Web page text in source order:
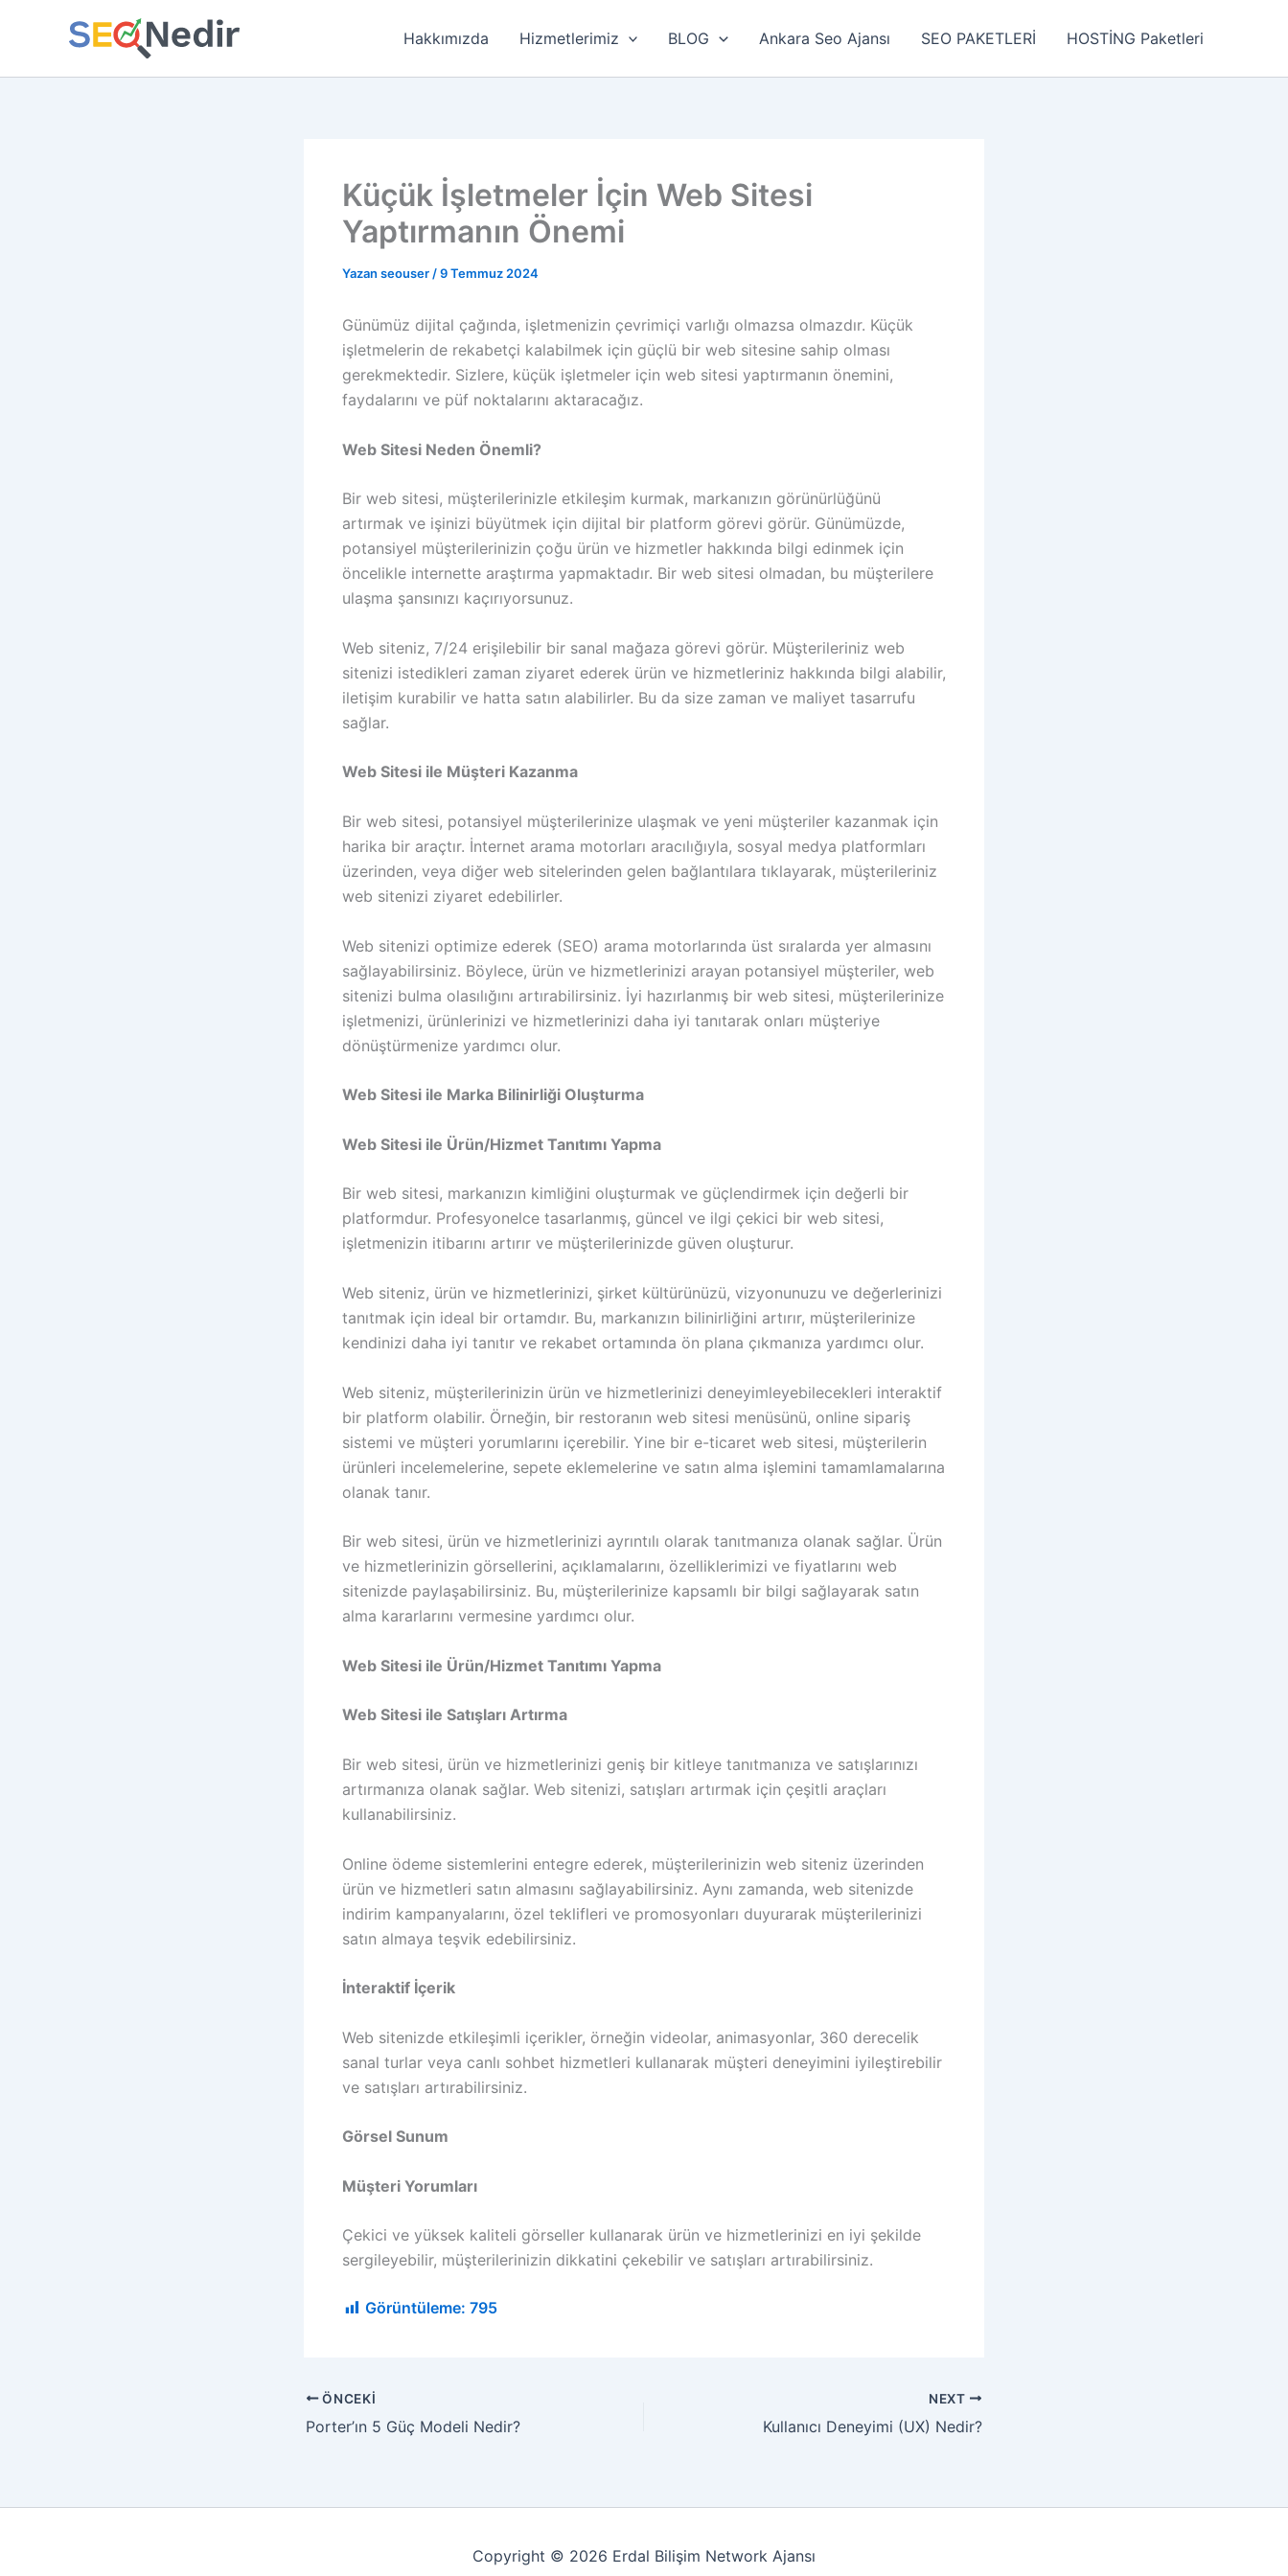
Hakkımızda Hizmetlerimiz BLOG Ankara Seo Ajansı SEO PAKETLERİ HOSTİNG Paketleri
Küçük İşletmeler İçin Web Sitesi
Yaptırmanın Önemi
Yazan seouser /9 Temmuz 2024
Günümüz dijital çağında, işletmenizin çevrimiçi varlığı olmazsa olmazdır. Küçük
işletmelerin de rekabetçi kalabilmek için güçlü bir web sitesine sahip olması
gerekmektedir. Sizlere, küçük işletmeler için web sitesi yaptırmanın önemini,
faydalarını ve püf noktalarını aktaracağız.
Web Sitesi Neden Önemli?
Bir web sitesi, müşterilerinizle etkileşim kurmak, markanızın görünürlüğünü
artırmak ve işinizi büyütmek için dijital bir platform görevi görür. Günümüzde,
potansiyel müşterilerinizin çoğu ürün ve hizmetler hakkında bilgi edinmek için
öncelikle internette araştırma yapmaktadır. Bir web sitesi olmadan, bu müşterilere
ulaşma şansınızı kaçırıyorsunuz.
Web siteniz, 7/24 erişilebilir bir sanal mağaza görevi görür. Müşterileriniz web
sitenizi istedikleri zaman ziyaret ederek ürün ve hizmetleriniz hakkında bilgi alabilir,
iletişim kurabilir ve hatta satın alabilirler. Bu da size zaman ve maliyet tasarrufu
sağlar.
Web Sitesi ile Müşteri Kazanma
Bir web sitesi, potansiyel müşterilerinize ulaşmak ve yeni müşteriler kazanmak için
harika bir araçtır. İnternet arama motorları aracılığıyla, sosyal medya platformları
üzerinden, veya diğer web sitelerinden gelen bağlantılara tıklayarak, müşterileriniz
web sitenizi ziyaret edebilirler.
Web sitenizi optimize ederek (SEO) arama motorlarında üst sıralarda yer almasını
sağlayabilirsiniz. Böylece, ürün ve hizmetlerinizi arayan potansiyel müşteriler, web
sitenizi bulma olasılığını artırabilirsiniz. İyi hazırlanmış bir web sitesi, müşterilerinize
işletmenizi, ürünlerinizi ve hizmetlerinizi daha iyi tanıtarak onları müşteriye
dönüştürmenize yardımcı olur.
Web Sitesi ile Marka Bilinirliği Oluşturma
Web Sitesi ile Ürün/Hizmet Tanıtımı Yapma
Bir web sitesi, markanızın kimliğini oluşturmak ve güçlendirmek için değerli bir
platformdur. Profesyonelce tasarlanmış, güncel ve ilgi çekici bir web sitesi,
işletmenizin itibarını artırır ve müşterilerinizde güven oluşturur.
Web siteniz, ürün ve hizmetlerinizi, şirket kültürünüzü, vizyonunuzu ve değerlerinizi
tanıtmak için ideal bir ortamdır. Bu, markanızın bilinirliğini artırır, müşterilerinize
kendinizi daha iyi tanıtır ve rekabet ortamında ön plana çıkmanıza yardımcı olur.
Web siteniz, müşterilerinizin ürün ve hizmetlerinizi deneyimleyebilecekleri interaktif
bir platform olabilir. Örneğin, bir restoranın web sitesi menüsünü, online sipariş
sistemi ve müşteri yorumlarını içerebilir. Yine bir e-ticaret web sitesi, müşterilerin
ürünleri incelemelerine, sepete eklemelerine ve satın alma işlemini tamamlamalarına
olanak tanır.
Bir web sitesi, ürün ve hizmetlerinizi ayrıntılı olarak tanıtmanıza olanak sağlar. Ürün
ve hizmetlerinizin görsellerini, açıklamalarını, özelliklerimizi ve fiyatlarını web
sitenizde paylaşabilirsiniz. Bu, müşterilerinize kapsamlı bir bilgi sağlayarak satın
alma kararlarını vermesine yardımcı olur.
Web Sitesi ile Ürün/Hizmet Tanıtımı Yapma
Web Sitesi ile Satışları Artırma
Bir web sitesi, ürün ve hizmetlerinizi geniş bir kitleye tanıtmanıza ve satışlarınızı
artırmanıza olanak sağlar. Web sitenizi, satışları artırmak için çeşitli araçları
kullanabilirsiniz.
Online ödeme sistemlerini entegre ederek, müşterilerinizin web siteniz üzerinden
ürün ve hizmetleri satın almasını sağlayabilirsiniz. Aynı zamanda, web sitenizde
indirim kampanyalarını, özel teklifleri ve promosyonları duyurarak müşterilerinizi
satın almaya teşvik edebilirsiniz.
İnteraktif İçerik
Web sitenizde etkileşimli içerikler, örneğin videolar, animasyonlar, 360 derecelik
sanal turlar veya canlı sohbet hizmetleri kullanarak müşteri deneyimini iyileştirebilir
ve satışları artırabilirsiniz.
Görsel Sunum
Müşteri Yorumları
Çekici ve yüksek kaliteli görseller kullanarak ürün ve hizmetlerinizi en iyi şekilde
sergileyebilir, müşterilerinizin dikkatini çekebilir ve satışları artırabilirsiniz.
Görüntüleme: 795
ÖNCEKI
Porter’ın 5 Güç Modeli Nedir?
NEXT
Kullanıcı Deneyimi (UX) Nedir?
Copyright © 2026 Erdal Bilişim Network Ajansı